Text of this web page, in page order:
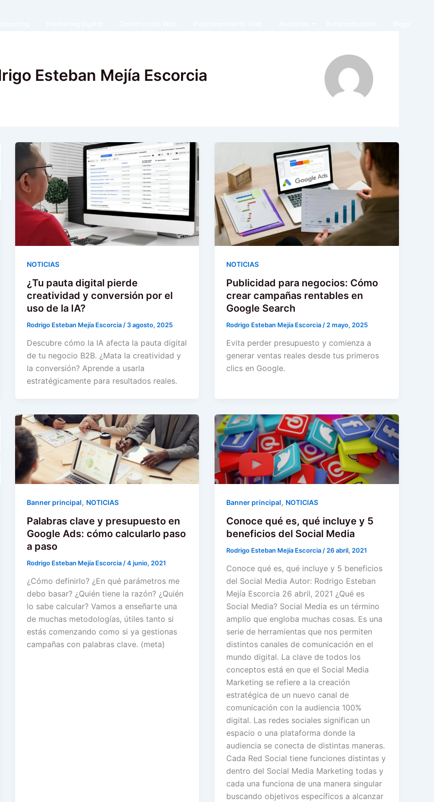
Esteban Mejía Escorcia
NOTICIAS
¿Tu pauta digital pierde
creatividad y conversión por el
uso de la IA?
Rodrigo Esteban Mejía Escorcia / 3 agosto, 2025
Descubre cómo la IA afecta la pauta digital
de tu negocio B2B. ¿Mata la creatividad y
la conversión? Aprende a usarla
estratégicamente para resultados reales.
NOTICIAS
Publicidad para negocios: Cómo
crear campañas rentables en
Google Search
Rodrigo Esteban Mejía Escorcia / 2 mayo, 2025
Evita perder presupuesto y comienza a
generar ventas reales desde tus primeros
clics en Google.
Banner principal, NOTICIAS
Palabras clave y presupuesto en
Google Ads: cómo calcularlo paso
a paso
Rodrigo Esteban Mejía Escorcia /4 junio, 2021
¿Cómo definirlo? ¿En qué parámetros me
debo basar? ¿Quién tiene la razón? ¿Quién
lo sabe calcular? Vamos a enseñarte una
de muchas metodologías, útiles tanto si
estás comenzando como si ya gestionas
campañas con palabras clave. (meta)
Banner principal, NOTICIAS
Conoce qué es, qué incluye y 5
beneficios del Social Media
Rodrigo Esteban Mejía Escorcia / 26 abril, 2021
Conoce qué es, qué incluye y 5 beneficios
del Social Media Autor: Rodrigo Esteban
Mejía Escorcia 26 abril, 2021 ¿Qué es
Social Media? Social Media es un término
amplio que engloba muchas cosas. Es una
serie de herramientas que nos permiten
distintos canales de comunicación en el
mundo digital. La clave de todos los
conceptos está en que el Social Media
Marketing se refiere a la creación
estratégica de un nuevo canal de
comunicación con la audiencia 100%
digital. Las redes sociales significan un
espacio o una plataforma donde la
audiencia se conecta de distintas maneras.
Cada Red Social tiene funciones distintas y
dentro del Social Media Marketing todas y
cada una funciona de una manera singular
buscando objetivos específicos a alcanzar